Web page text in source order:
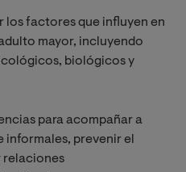
los factores que influyen en
mayor, incluyendo
biológicos y
para acompañar a
informales, prevenir el
relaciones